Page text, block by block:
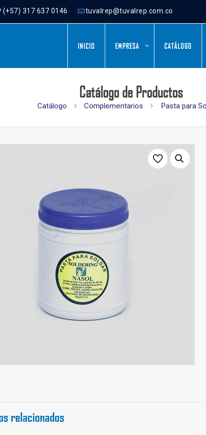
(+57) 317 637 0146 tuvalrep@tuvalrep.com.co
INICIO EMPRESA CATÁLOGO
Catálogo de Productos
Catálogo Complementarios Pasta para
relacionados